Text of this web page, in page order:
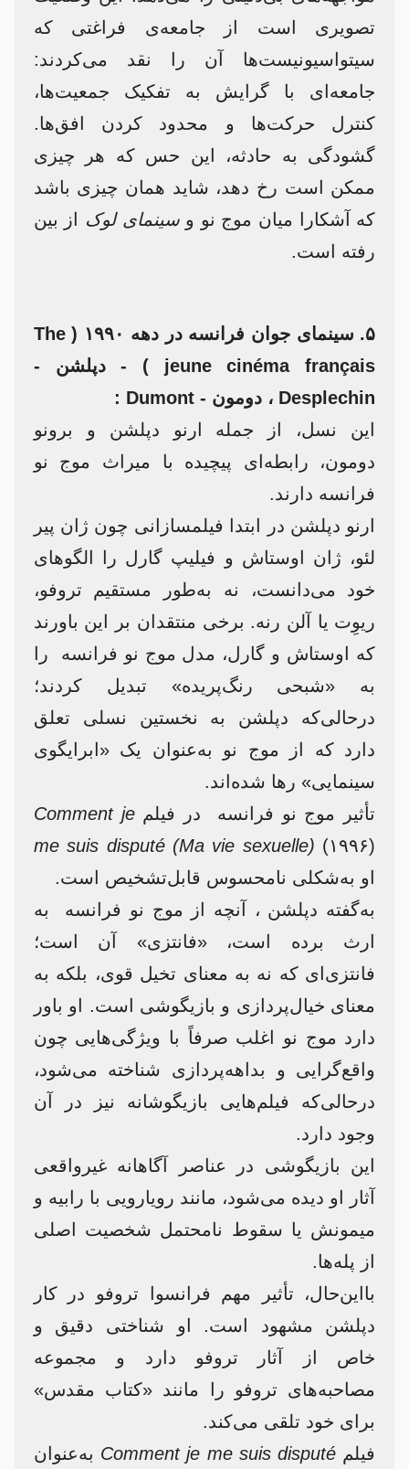
تصویری است از جامعه‌ی فراغتی که
سیتواسیونیست‌ها آن را نقد می‌کردند:
جامعه‌ای با گرایش به تفکیک جمعیت‌ها،
کنترل حرکت‌ها و محدود کردن افق‌ها.
گشودگی به حادثه، این حس که هر چیزی
ممکن است رخ دهد، شاید همان چیزی باشد
که آشکارا میان موج نو وسینمای لوک از بین
رفته است.
۵. سینمای جوان فرانسه در دهه ۱۹۹۰ ( The
jeune cinéma français ) - دپلشن -
Desplechin ، دومون - Dumont :
این نسل، از جمله ارنو دپلشن و برونو
دومون، رابطه‌ای پیچیده با میراث موج نو
فرانسه دارند.
ارنو دپلشن در ابتدا فیلمسازانی چون ژان پیر
لئو، ژان اوستاش و فیلیپ گارل را الگوهای
خود می‌دانست، نه به‌طور مستقیم تروفو،
ریوِت یا آلن رنه. برخی منتقدان بر این باورند
که اوستاش و گارل، مدل موج نو فرانسه را
به «شبحی رنگ‌پریده» تبدیل کردند؛
درحالی‌که دپلشن به نخستین نسلی تعلق
دارد که از موج نو به‌عنوان یک «ابرایگوی
سینمایی» رها شده‌اند.
تأثیر موج نو فرانسه در فیلمComment je
me suis disputé (Ma vie sexuelle) (۱۹۹۶)
او به‌شکلی نامحسوس قابل‌تشخیص است.
به‌گفته دپلشن ، آنچه از موج نو فرانسه به
ارث برده است، «فانتزی» آن است؛
فانتزی‌ای که نه به معنای تخیل قوی، بلکه به
معنای خیال‌پردازی و بازیگوشی است. او باور
دارد موج نو اغلب صرفاً با ویژگی‌هایی چون
واقع‌گرایی و بداهه‌پردازی شناخته می‌شود،
درحالی‌که فیلم‌هایی بازیگوشانه نیز در آن
وجود دارد.
این بازیگوشی در عناصر آگاهانه غیرواقعی
آثار او دیده می‌شود، مانند رویارویی با رابیه و
میمونش یا سقوط نامحتمل شخصیت اصلی
از پله‌ها.
بااین‌حال، تأثیر مهم فرانسوا تروفو در کار
دپلشن مشهود است. او شناختی دقیق و
خاص از آثار تروفو دارد و مجموعه
مصاحبه‌های تروفو را مانند «کتاب مقدس»
برای خود تلقی می‌کند.
فیلمComment je me suis disputé به‌عنوان